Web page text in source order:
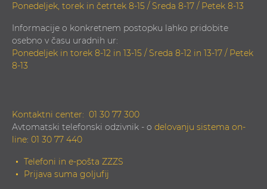
Ponedeljek, torek in četrtek 8-15 / Sreda 8-17 / Petek 8-13
Informacije o konkretnem postopku lahko pridobite
osebno v času uradnih ur:
Ponedeljek in torek 8-12 in 13-15 / Sreda 8-12 in 13-17 / Petek
8-13
Kontaktni center: 01 30 77 300
Avtomatski telefonski odzivnik - o delovanju sistema on-
line: 01 30 77 440
Telefoni in e-pošta ZZZS
Prijava suma goljufij